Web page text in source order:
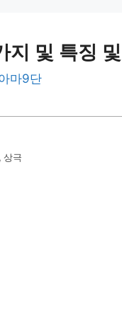
지 및 특징
마9단
상극